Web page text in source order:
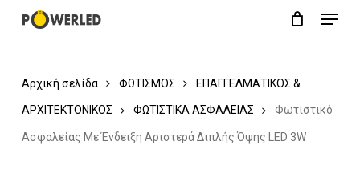
content
Menu
Αρχική σελίδα ΦΩΤΙΣΜΟΣ ΕΠΑΓΓΕΛΜΑΤΙΚΟΣ &
ΑΡΧΙΤΕΚΤΟΝΙΚΟΣ ΦΩΤΙΣΤΙΚΑ ΑΣΦΑΛΕΙΑΣ Φωτιστικό
Ασφαλείας Με Ένδειξη Αριστερά Διπλής Όψης LED 3W